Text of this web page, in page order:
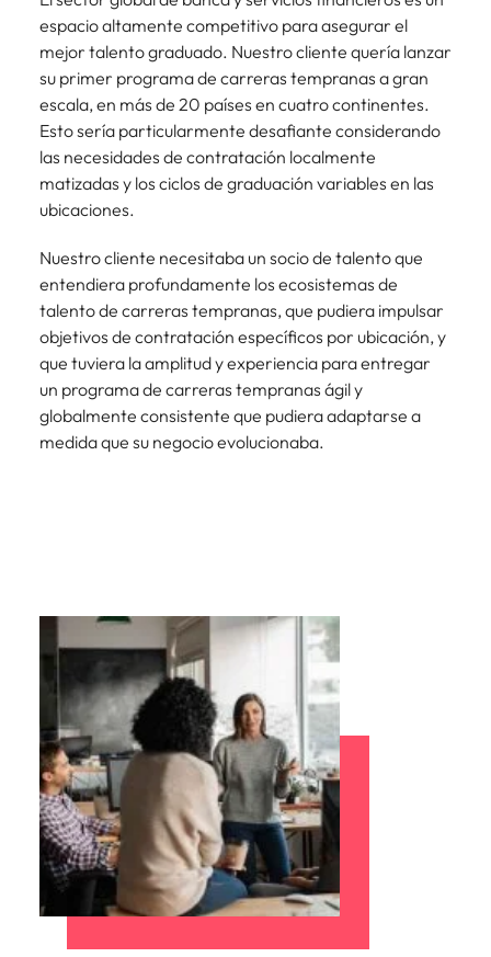
espacio altamente competitivo para asegurar el
mejor talento graduado. Nuestro cliente quería lanzar
su primer programa de carreras tempranas a gran
escala, en más de 20 países en cuatro continentes.
Esto sería particularmente desafiante considerando
las necesidades de contratación localmente
matizadas y los ciclos de graduación variables en las
ubicaciones.
Nuestro cliente necesitaba un socio de talento que
entendiera profundamente los ecosistemas de
talento de carreras tempranas, que pudiera impulsar
objetivos de contratación específicos por ubicación, y
que tuviera la amplitud y experiencia para entregar
un programa de carreras tempranas ágil y
globalmente consistente que pudiera adaptarse a
medida que su negocio evolucionaba.